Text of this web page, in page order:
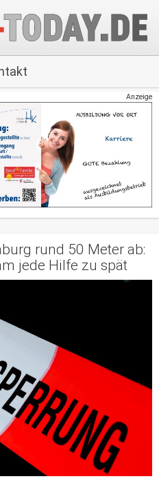
Anzeige
rund 50 Meter ab:
jede Hilfe zu spät